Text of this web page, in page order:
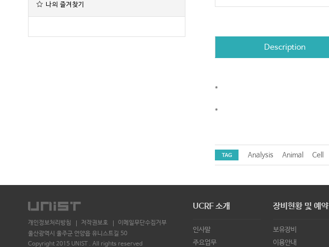
Description
*
*
TAG Analysis Animal Cell
나의 즐겨찾기
개인정보처리방침 저작권보호
이메일무단수집거부
울산광역시 울주군 언양읍 유니스트길 50
Copyright 2015 UNIST . All rights reserved
UCRF 소개
인사말
주요업무
장비현황 및 예약
보유장비
이용안내